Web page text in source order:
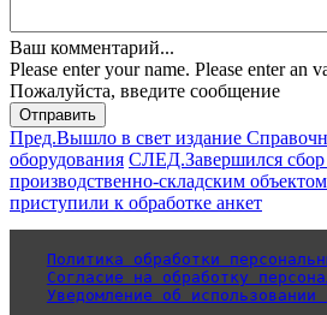
Ваш комментарий...
Please enter your name. Please enter an
Пожалуйста, введите сообщение
Отправить
Пред.Вышло в свет издание
оборудования СЛЕД.Завершился
производственно-складским
приступили к обработке анкет
Политика обработки
Согласие на обработку
Уведомление об